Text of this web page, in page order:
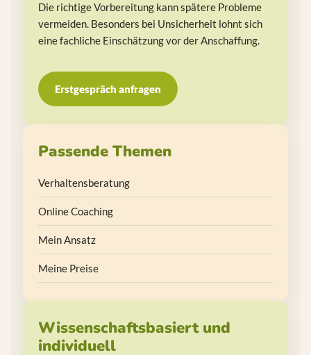
Die richtige Vorbereitung kann spätere Probleme
vermeiden. Besonders bei Unsicherheit lohnt sich
eine fachliche Einschätzung vor der Anschaffung.
Erstgespräch anfragen
Passende Themen
Verhaltensberatung
Online Coaching
Mein Ansatz
Meine Preise
Wissenschaftsbasiert und
individuell